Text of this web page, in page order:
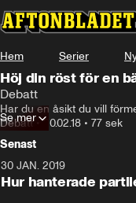
Hem Serier
Höj din röst för en
Debatt
Har du en åsikt du vill
Debatt•20.02.18 • 77 sek
Se mer
Senast
30 JAN. 2019
Hur hanterade